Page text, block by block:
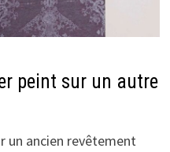
peint sur un autre
un ancien revêtement